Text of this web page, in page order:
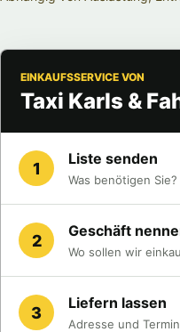
EINKAUFSSERVICE VON
Taxi Karls &
1
Liste senden
Was benötigen Sie?
2
Geschäft
Wo sollen wir
3
Liefern lassen
Adresse und